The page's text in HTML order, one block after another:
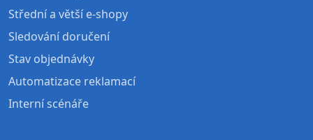
Střední a větší e-shopy
Sledování doručení
Stav objednávky
Automatizace reklamací
Interní scénáře